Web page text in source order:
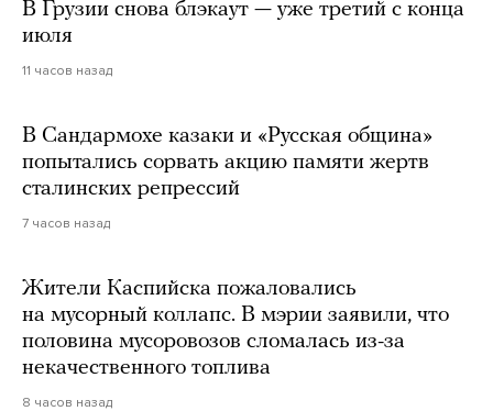
В Грузии снова блэкаут — уже третий с конца
июля
11 часов назад
В Сандармохе казаки и «Русская община»
попытались сорвать акцию памяти жертв
сталинских репрессий
7 часов назад
Жители Каспийска пожаловались
на мусорный коллапс. В мэрии заявили, что
половина мусоровозов сломалась из-за
некачественного топлива
8 часов назад